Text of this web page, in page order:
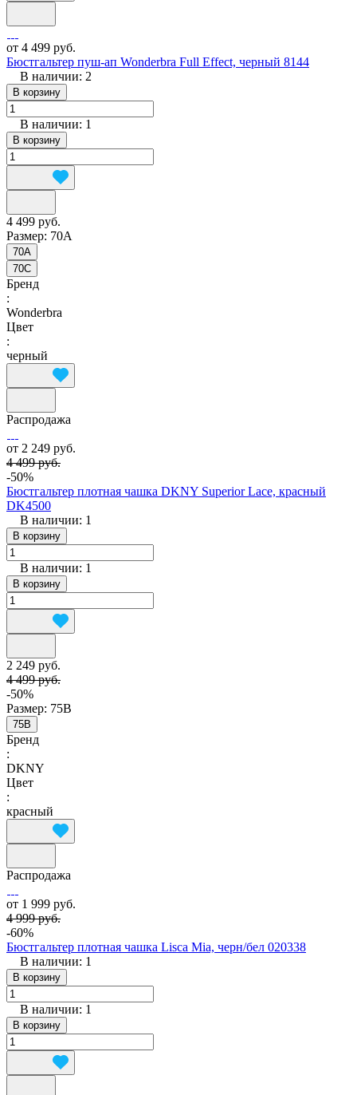
от 4 499 руб.
Бюстгальтер пуш-ап Wonderbra Full Effect, черный 8144
В наличии: 2
В корзину
В наличии: 1
В корзину
4 499 руб.
Размер: 70A
70A
70C
Бренд
:
Wonderbra
Цвет
:
черный
Распродажа
от 2 249 руб.
4 499 руб.
-50%
Бюстгальтер плотная чашка DKNY Superior Lace, красный
DK4500
В наличии: 1
В корзину
В наличии: 1
В корзину
2 249 руб.
4 499 руб.
-50%
Размер: 75B
75B
Бренд
:
DKNY
Цвет
:
красный
Распродажа
от 1 999 руб.
4 999 руб.
-60%
Бюстгальтер плотная чашка Lisca Mia, черн/бел 020338
В наличии: 1
В корзину
В наличии: 1
В корзину